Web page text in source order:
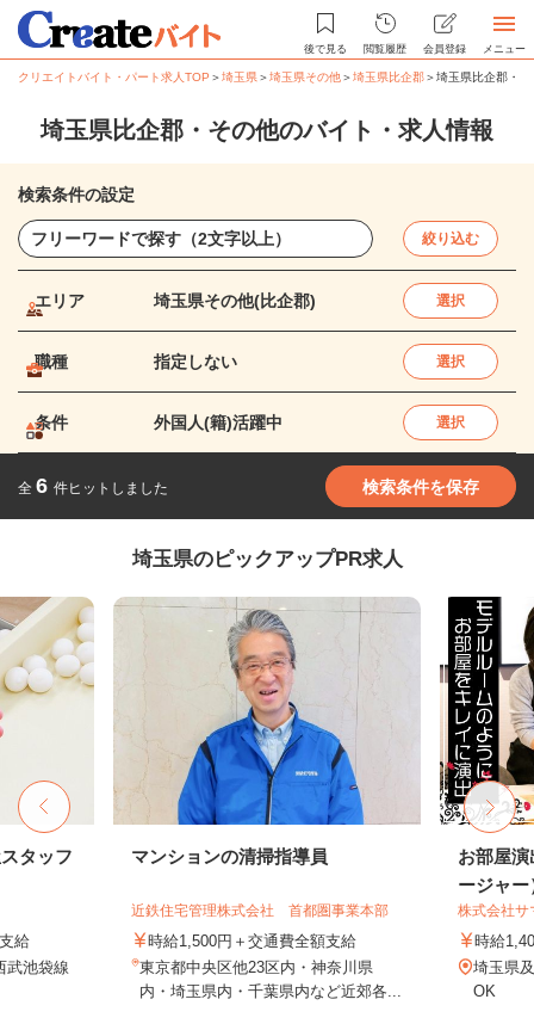
後で見る 閲覧履歴 会員登録 メニュー
クリエイトバイト・パート求人TOP ＞埼玉県＞埼玉県その他＞埼玉県比企郡＞埼玉県比企郡・
埼玉県比企郡・その他のバイト・求人情報
検索条件の設定
絞り込む
エリア 埼玉県その他(比企郡) 選択
職種 指定しない 選択
条件 外国人(籍)活躍中 選択
全 6 件ヒットしました 検索条件を保存
埼玉県のピックアップPR求人
タッフ
給
武池袋線
マンションの清掃指導員
近鉄住宅管理株式会社 首都圏事業本部
時給1,500円＋交通費全額支給
東京都中央区他23区内・神奈川県
内・埼玉県内・千葉県内など近郊各...
お部屋
ージャー
株式会社サ
時給
埼玉県
OK